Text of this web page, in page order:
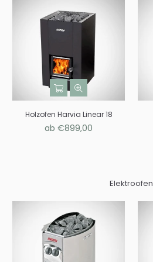
Holzofen Harvia Linear 18
ab €899,00
Elektroofen